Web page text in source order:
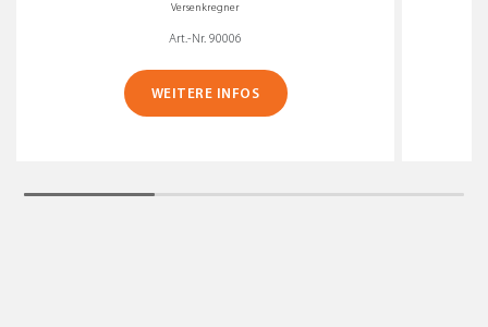
Versenkregner
Art.-Nr. 90006
WEITERE INFOS